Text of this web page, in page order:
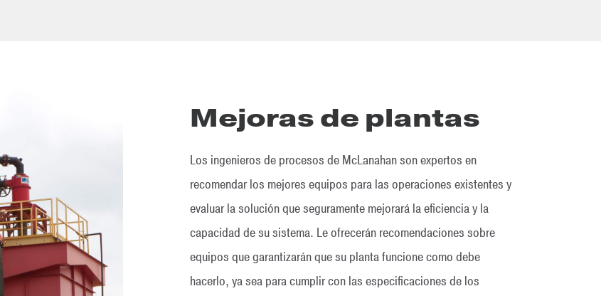
Mejoras de plantas
Los ingenieros de procesos de McLanahan son expertos en
recomendar los mejores equipos para las operaciones existentes y
evaluar la solución que seguramente mejorará la eficiencia y la
capacidad de su sistema. Le ofrecerán recomendaciones sobre
equipos que garantizarán que su planta funcione como debe
hacerlo, ya sea para cumplir con las especificaciones de los